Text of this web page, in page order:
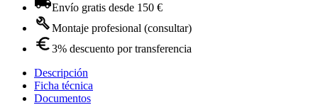
Envío gratis desde 150 €
Montaje profesional (consultar)
3% descuento por transferencia
Descripción
Ficha técnica
Documentos